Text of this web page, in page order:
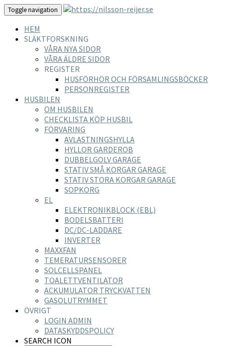
Toggle navigation
HEM
SLÄKTFORSKNING
VÅRA NYA SIDOR
VÅRA ÄLDRE SIDOR
REGISTER
HUSFÖRHÖR OCH FÖRSAMLINGSBÖCKER
PERSONREGISTER
HUSBILEN
OM HUSBILEN
CHECKLISTA KÖP HUSBIL
FÖRVARING
AVLASTNINGSHYLLA
HYLLOR GARDEROB
DUBBELGOLV GARAGE
STATIV SMÅ KORGAR GARAGE
STATIV STORA KORGAR GARAGE
SOPKORG
EL
ELEKTRONIKBLOCK (EBL)
BODELSBATTERI
DC/DC-LADDARE
INVERTER
MAXXFAN
TEMERATURSENSORER
SOLCELLSPANEL
TOALETTVENTILATOR
ACKUMULATOR TRYCKVATTEN
GASOLUTRYMMET
ÖVRIGT
LOGIN ADMIN
DATASKYDDSPOLICY
SEARCH ICON